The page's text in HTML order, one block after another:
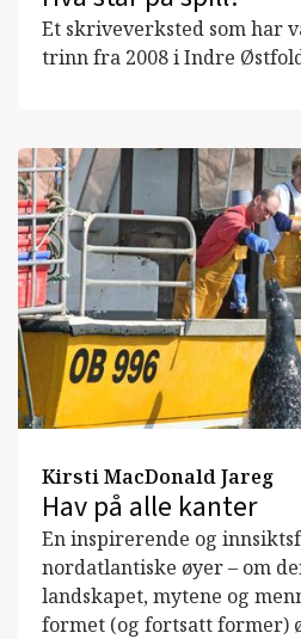
Et skriveverksted som har
trinn fra 2008 i Indre
Kirsti MacDonald Jareg
Hav på alle kanter
En inspirerende og
nordatlantiske øyer – om
landskapet, mytene og
formet (og fortsatt former)